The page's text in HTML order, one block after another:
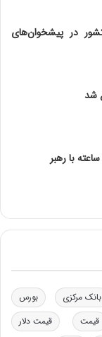
در پیشخوان‌های
شد
بانک مرکزی
بورس
قیمت
قیمت دلار